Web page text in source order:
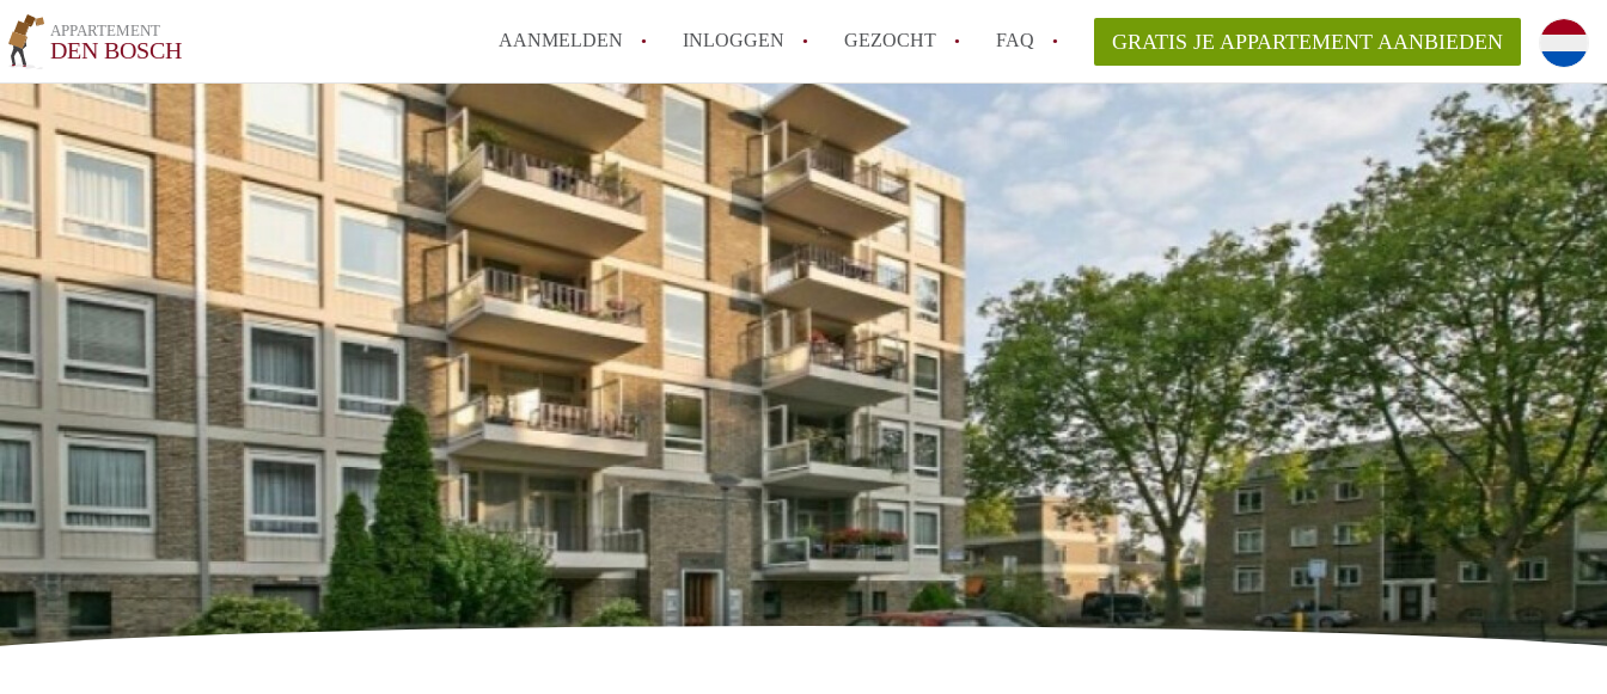
APPARTEMENT
DEN BOSCH AANMELDEN INLOGGEN GEZOCHT FAQ
How to translate AppartementDenBosch!
Wat is AppartementDenBosch?
Hoeveel kost het om te reageren op een Appartement in Den Bosch?
Wat is de privacyverklaring van AppartementDenBosch?
Berekent AppartementDenBosch
makelaarsvergoeding/bemiddelingsvergoeding?
Alle veelgestelde vragen
GRATIS JE APPARTEMENT AANBIEDEN